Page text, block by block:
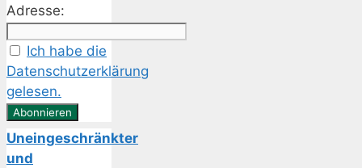
Adresse:
Ich habe die
Datenschutzerklärung
gelesen.
Uneingeschränkter
und